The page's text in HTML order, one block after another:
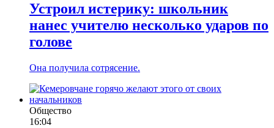
Устроил истерику: школьник
нанес учителю несколько ударов по
голове
Она получила сотрясение.
Общество
16:04